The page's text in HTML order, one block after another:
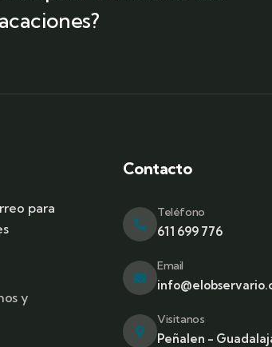
para
y
Contacto
Teléfono
611 699 776
Email
Visitanos
Peñalen -